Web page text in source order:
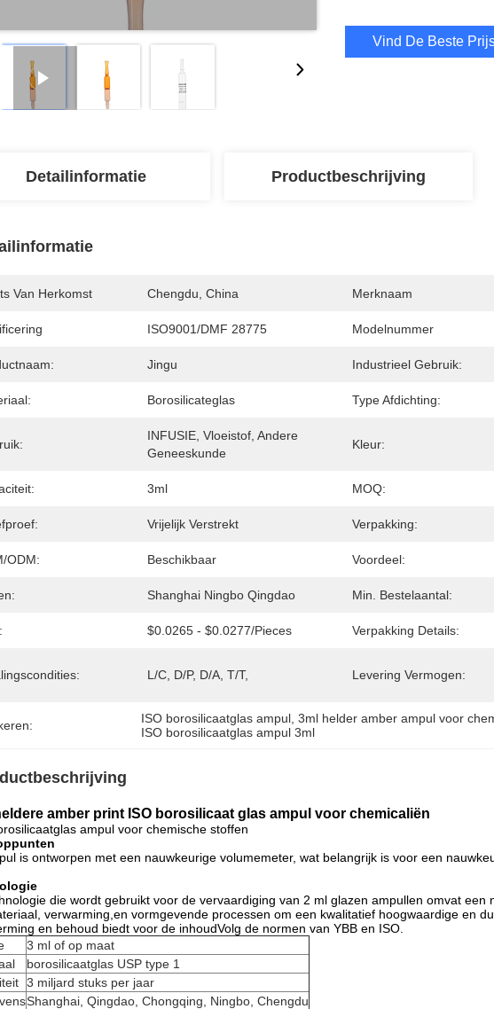
Vind De Beste
Detailinformatie Productbeschrijving
Van Herkomst Chengdu, China Merknaam
ISO9001/DMF 28775 Modelnummer
Jingu Industrieel Gebruik:
Borosilicateglas Type Afdichting:
INFUSIE, Vloeistof, Andere
Geneeskunde
Kleur:
3ml MOQ:
Vrijelijk Verstrekt Verpakking:
ODM: Beschikbaar Voordeel:
Shanghai Ningbo Qingdao Min. Bestelaantal:
$0.0265 - $0.0277/pieces Verpakking Details:
L/C, D/P, D/A, T/T, Levering Vermogen:
ISO borosilicaatglas ampul , 3ml helder amber ampul voor
ISO borosilicaatglas ampul 3ml
amber print ISO borosilicaat glas ampul voor chemicaliën
ampul voor chemische stoffen
is ontworpen met een nauwkeurige volumemeter, wat belangrijk is voor een
die wordt gebruikt voor de vervaardiging van 2 ml glazen ampullen omvat een
verwarming,en vormgevende processen om een kwalitatief hoogwaardige en
en behoud biedt voor de inhoudVolg de normen van YBB en ISO.
3 ml of op maat
borosilicaatglas USP type 1
3 miljard stuks per jaar
Shanghai, Qingdao, Chongqing, Ningbo, Chengdu